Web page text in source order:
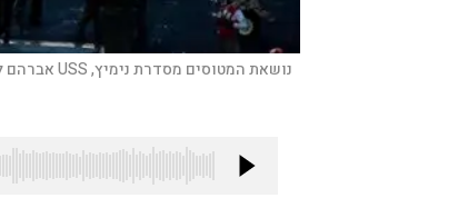
נושאת המטוסים מסדרת נימיץ, USS אברהם לינקול |